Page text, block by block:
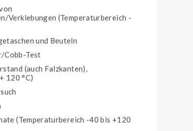
Verklebungen (Temperaturbereich -
und Beuteln
Cobb-Test
(auch Falzkanten),
120 °C)
(Temperaturbereich -40 bis +120